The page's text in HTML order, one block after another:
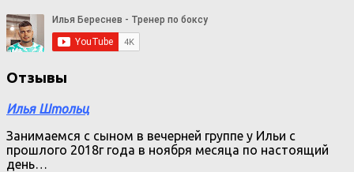
Отзывы
Илья Штольц
Занимаемся с сыном в вечерней группе у Ильи с
прошлого 2018г года в ноября месяца по настоящий
день…